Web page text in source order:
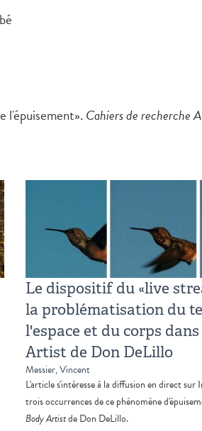
l'épuisement». Cahiers de recherche
Le dispositif du «live
la problématisation du
l'espace et du corps
Artist de Don DeLillo
Messier, Vincent
L'article s'intéresse à la diffusion en direct
trois occurrences de ce phénomène
Body Artistde Don DeLillo.